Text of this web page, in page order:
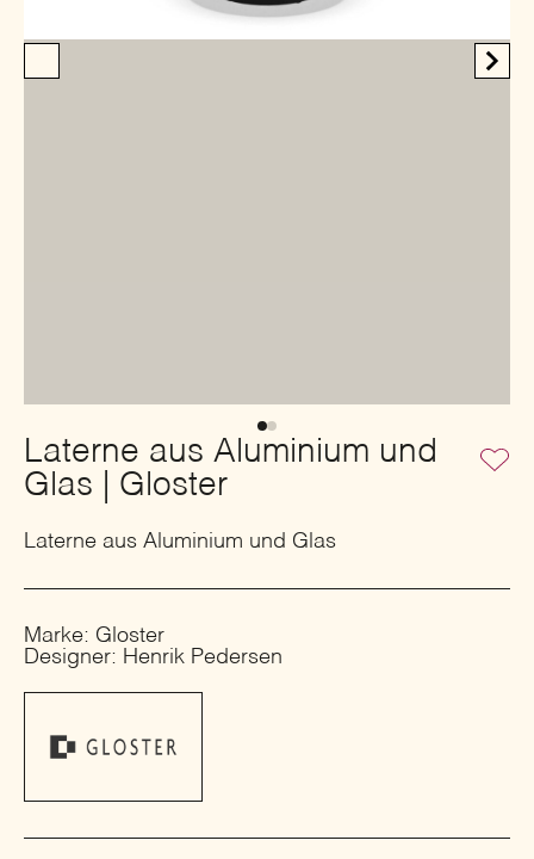
Laterne aus Aluminium und
Glas | Gloster
Laterne aus Aluminium und Glas
Marke: Gloster
Designer: Henrik Pedersen